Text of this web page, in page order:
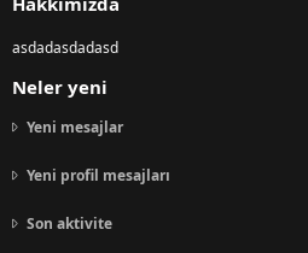
asdadasdadasd
Neler yeni
Yeni mesajlar
Yeni profil mesajları
Son aktivite